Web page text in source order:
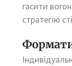
гасити
стратегію